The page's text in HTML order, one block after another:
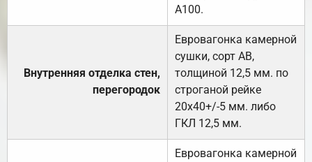
А100.
Внутренняя отделка стен,
перегородок
Евровагонка камерной
сушки, сорт АВ,
толщиной 12,5 мм. по
строганой рейке
20х40+/-5 мм. либо
ГКЛ 12,5 мм.
Евровагонка камерной